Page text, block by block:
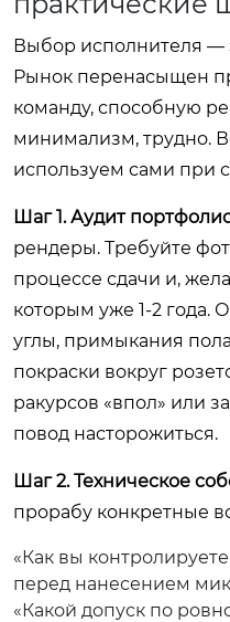
Выбор исполнителя —
Рынок перенасыщен
команду, способную
минимализм, трудно.
используем сами при
Шаг 1. Аудит
рендеры. Требуйте
процессе сдачи и,
которым уже 1-2 года.
углы, примыкания
покраски вокруг
ракурсов «впол» или
повод насторожиться.
Шаг 2. Техническое
прорабу конкретные
«Как вы
перед нанесением
«Какой допуск по